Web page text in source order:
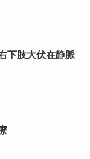
下肢大伏在静脈